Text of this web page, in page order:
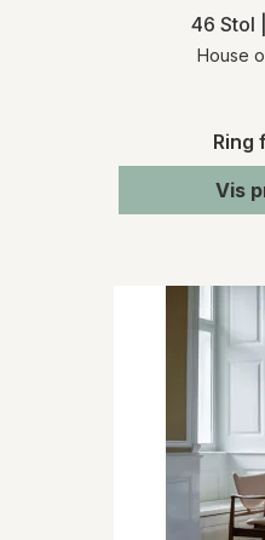
46 Stol
House
Ring
Vis